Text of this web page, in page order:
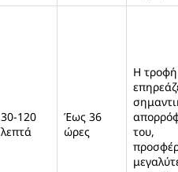
30-120
λεπτά
Έως 36
ώρες
Η
του,